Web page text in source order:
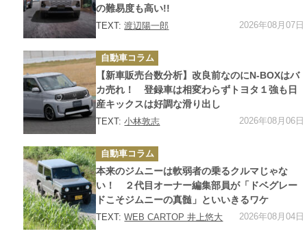
の難易度も高い!!
TEXT:渡辺陽一郎 2026年08月07日
カ
テ
ゴ
リ
ー
自動車コラム
【新車販売台数分析】改良前なのにN-BOXはバ
カ売れ！ 登録車は相変わらずトヨタ１強も日
産キックスは好調な滑り出し
TEXT:小林敦志 2026年08月06日
カ
テ
ゴ
リ
ー
自動車コラム
本来のジムニーは軟弱者の乗るクルマじゃな
い！ ２代目オーナー編集部員が「ドベグレー
ドこそジムニーの真髄」といいきるワケ
TEXT:WEB CARTOP 井上悠大 2026年08月04日